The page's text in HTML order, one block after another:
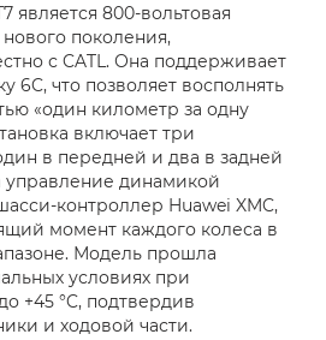
является 800-вольтовая
поколения,
с CATL. Она поддерживает
6C, что позволяет восполнять
«один километр за одну
включает три
в передней и два в задней
управление динамикой
контроллер Huawei XMC,
момент каждого колеса в
Модель прошла
условиях при
+45 °C, подтвердив
и ходовой части.